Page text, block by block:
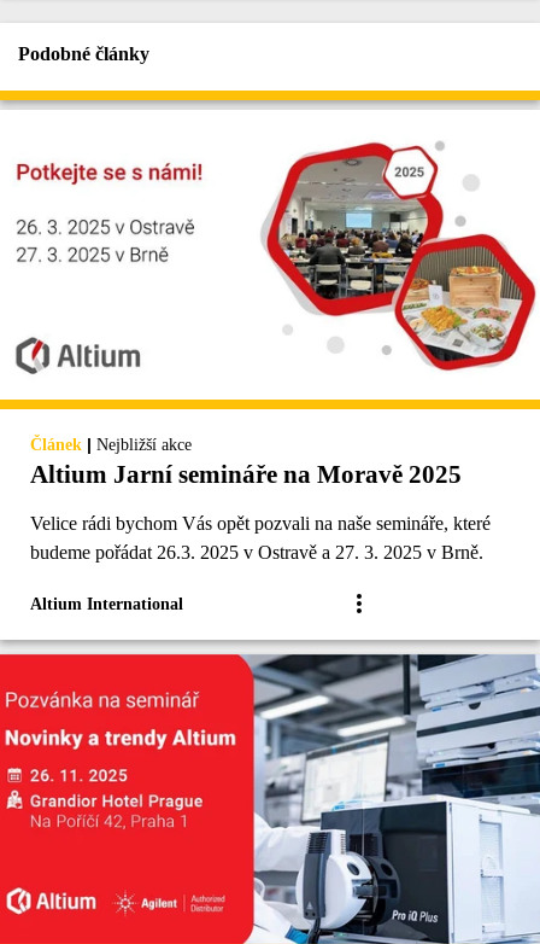
Podobné články
Článek | Nejbližší akce
Altium Jarní semináře na Moravě 2025
Velice rádi bychom Vás opět pozvali na naše semináře, které
budeme pořádat 26.3. 2025 v Ostravě a 27. 3. 2025 v Brně.
Altium International